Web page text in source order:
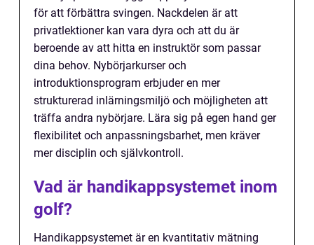
för att förbättra svingen. Nackdelen är att
privatlektioner kan vara dyra och att du är
beroende av att hitta en instruktör som passar
dina behov. Nybörjarkurser och
introduktionsprogram erbjuder en mer
strukturerad inlärningsmiljö och möjligheten att
träffa andra nybörjare. Lära sig på egen hand ger
flexibilitet och anpassningsbarhet, men kräver
mer disciplin och självkontroll.
Vad är handikappsystemet inom
golf?
Handikappsystemet är en kvantitativ mätning